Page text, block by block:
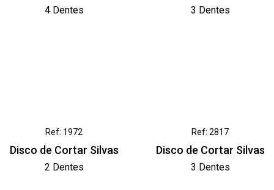
4 Dentes 3 Dentes
Ref: 1972
Disco de Cortar Silvas
2 Dentes
Ref: 2817
Disco de Cortar Silvas
3 Dentes